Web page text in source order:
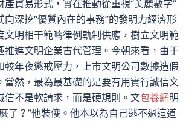
產貿易形式，實在推動從重視“美麗數字”
向深挖“優質內在的事務”的發明力經濟形
文明相干範疇律例軌制供應，樹立文明範
推進文明企業古代管理。今朝來看，由于
較年夜懲戒壓力，上市文明公司數據造假
當然，最為最基礎的是要有用實行誠信文
信不是軟請求，而是硬規則。文包養網明
了？”他裝傻。他本以為自己逃不過這道